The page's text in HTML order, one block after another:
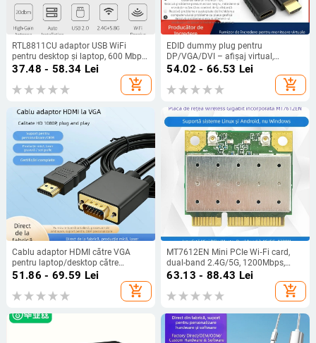
RTL8811CU adaptor USB WiFi
pentru desktop și laptop, 600 Mbps,
bandă duală 2,4/5 GHz, 802.11g/n
37.48 - 58.34 Lei
add_shopping_cart
EDID dummy plug pentru
DP/VGA/DVI – afișaj virtual,
spoofer headless, 720p, trezire de la
54.02 - 66.53 Lei
add_shopping_cart
Cablu adaptor HDMI către VGA
pentru laptop/desktop către
monitor; rezoluție 1920x1080;
lungime 1.8/3 m; model YD-C188
51.86 - 69.59 Lei
add_shopping_cart
MT7612EN Mini PCIe Wi‑Fi card,
dual-band 2.4G/5G, 1200Mbps,
802.11a/b/g/n/ac
63.13 - 88.43 Lei
add_shopping_cart